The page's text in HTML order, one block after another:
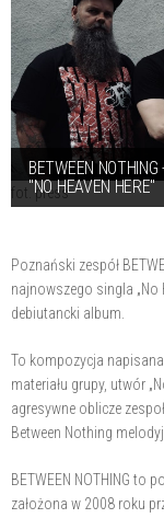
BETWEEN
"NO HEAVEN HERE"
fot. press
Poznański zespół
najnowszego singla „No
debiutancki album.
To kompozycja
materiału grupy, utwór
agresywne oblicze
Between Nothing
BETWEEN NOTHING to
założona w 2008 roku